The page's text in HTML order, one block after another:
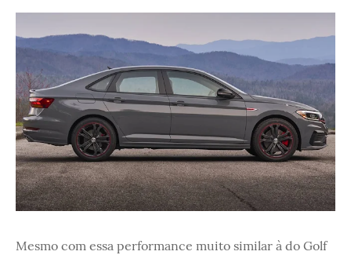
Mesmo com essa performance muito similar à do Golf